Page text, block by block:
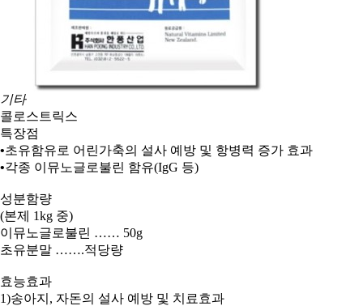
기타
콜로스트릭스
특장점
•초유함유로 어린가축의 설사 예방 및 항병력 증가 효과
•각종 이뮤노글로불린 함유(IgG 등)
성분함량
(본제 1kg 중)
이뮤노글로불린 …… 50g
초유분말 …….적당량
효능효과
1)송아지 , 자돈의 설사 예방 및 치료효과